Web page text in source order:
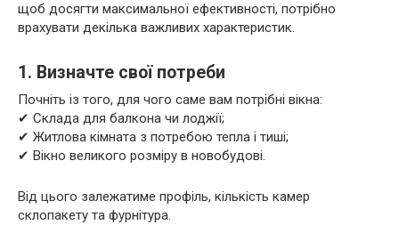
щоб досягти максимальної ефективності, потрібно
врахувати декілька важливих характеристик.
1. Визначте свої потреби
Почніть із того, для чого саме вам потрібні вікна:
✔ Склада для балкона чи лоджії;
✔ Житлова кімната з потребою тепла і тиші;
✔ Вікно великого розміру в новобудові.
Від цього залежатиме профіль, кількість камер
склопакету та фурнітура.